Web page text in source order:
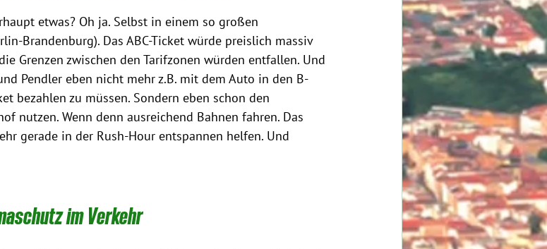
etwas? Oh ja. Selbst in einem so großen
Brandenburg). Das ABC-Ticket würde preislich massiv
Grenzen zwischen den Tarifzonen würden entfallen. Und
Pendler eben nicht mehr z.B. mit dem Auto in den B-
bezahlen zu müssen. Sondern eben schon den
nutzen. Wenn denn ausreichend Bahnen fahren. Das
gerade in der Rush-Hour entspannen helfen. Und
im Verkehr